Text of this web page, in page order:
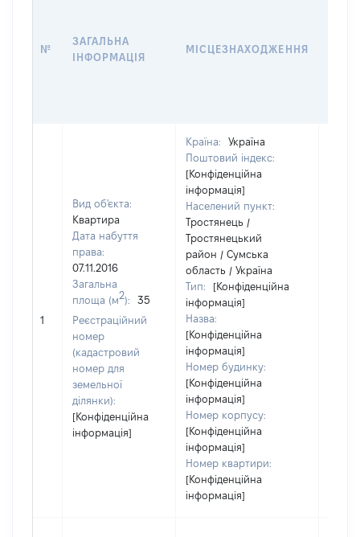
№
ЗАГАЛЬНА
ІНФОРМАЦІЯ
МІСЦЕЗНАХОДЖЕННЯ
1
Вид об'єкта:
Квартира
Дата набуття
права:
07.11.2016
Загальна
площа (м2):
35
Реєстраційний
номер
(кадастровий
номер для
земельної
ділянки):
[Конфіденційна
інформація]
Країна:
Україна
Поштовий індекс:
[Конфіденційна
інформація]
Населений пункт:
Тростянець /
Тростянецький
район / Сумська
область / Україна
Тип:
[Конфіденційна
інформація]
Назва:
[Конфіденційна
інформація]
Номер будинку:
[Конфіденційна
інформація]
Номер корпусу:
[Конфіденційна
інформація]
Номер квартири:
[Конфіденційна
інформація]